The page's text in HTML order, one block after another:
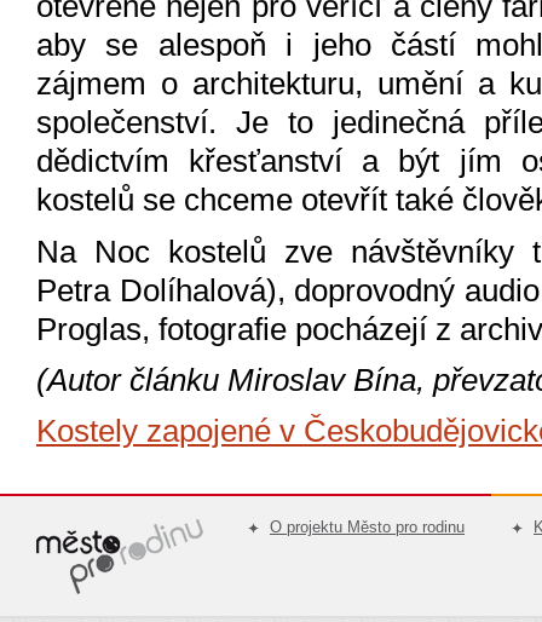
aby se alespoň i jeho částí
zájmem o architekturu, umění a
společenství. Je to jedinečná
dědictvím křesťanství a být jím
kostelů se chceme otevřít také
Na Noc kostelů zve návštěvníky
Petra Dolíhalová), doprovodný
Proglas, fotografie pocházejí z
(Autor článku Miroslav Bína,
Kostely zapojené v
O projektu Město pro rodinu